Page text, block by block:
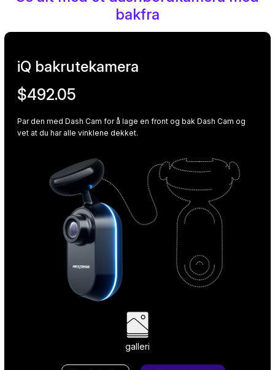
bakfra
iQ bakrutekamera
$492.05
Par den med Dash Cam for å lage en front og bak Dash Cam og
vet at du har alle vinklene dekket.
galleri